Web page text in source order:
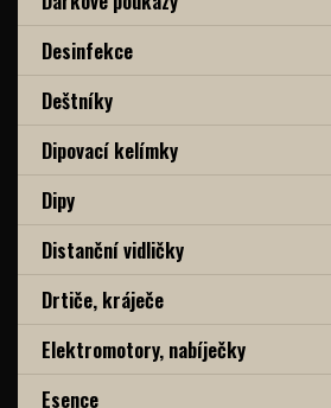
Desinfekce
Deštníky
Dipovací kelímky
Dipy
Distanční vidličky
Drtiče, kráječe
Elektromotory, nabíječky
Esence